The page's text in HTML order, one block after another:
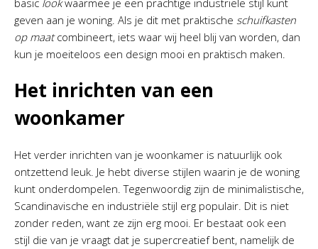
basic lookwaarmee je een prachtige industriële stijl kunt
geven aan je woning. Als je dit met praktische schuifkasten
op maatcombineert, iets waar wij heel blij van worden, dan
kun je moeiteloos een design mooi en praktisch maken.
Het inrichten van een
woonkamer
Het verder inrichten van je woonkamer is natuurlijk ook
ontzettend leuk. Je hebt diverse stijlen waarin je de woning
kunt onderdompelen. Tegenwoordig zijn de minimalistische,
Scandinavische en industriële stijl erg populair. Dit is niet
zonder reden, want ze zijn erg mooi. Er bestaat ook een
stijl die van je vraagt dat je supercreatief bent, namelijk de